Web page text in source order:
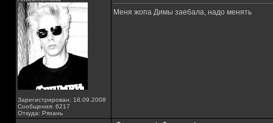
Зарегистрирован: 18.09.2008
Сообщения: 6217
Откуда: Рязань
Меня жопа Димы заебала, надо менять